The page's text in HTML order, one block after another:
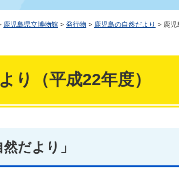
鹿児島県立博物館 > 発行物 > 鹿児島の自然だより > 鹿児
り（平成22年度）
だより」